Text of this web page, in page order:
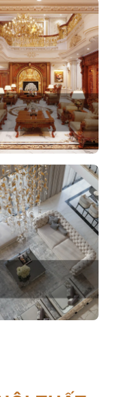
KẾ THI CÔNG
cấp các giải pháp
phong cách sống với
nội thất thông minh
tính thẩm mỹ cao
chi tiết